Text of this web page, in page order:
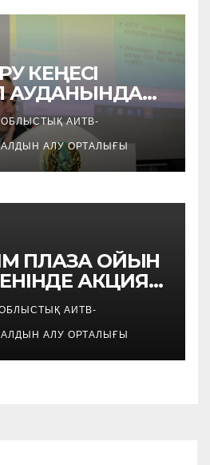
КЕҢЕСІ
АУДАНЫНДА
ТАПТЫ
ОБЛЫСТЫҚ АИТВ-
АЛУ ОРТАЛЫҒЫ
ПЛАЗА ОЙЫН
АКЦИЯ
АИТВ-
АЛУ ОРТАЛЫҒЫ